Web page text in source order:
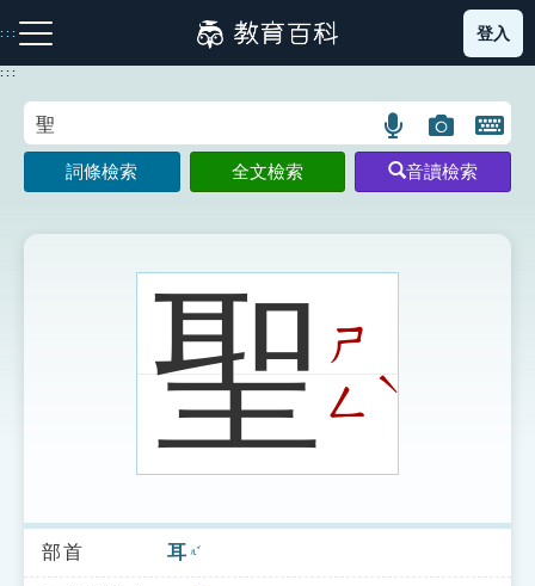
到
主
:::
注音索引圖示 筆畫索引圖示 部首索引表圖示
索引選單
登入
:::
語
言
搜
示
圖
片
搜
開
鍵
圖
詞條檢索 全文檢索 音讀檢索
聖ㄕ
ㄥˋ
部首 耳 ㄦˇ